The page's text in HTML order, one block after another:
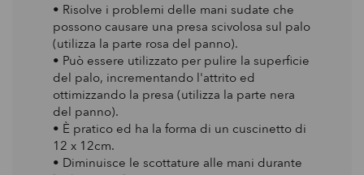
• Risolve i problemi delle mani sudate che
possono causare una presa scivolosa sul palo
(utilizza la parte rosa del panno).
• Può essere utilizzato per pulire la superficie
del palo, incrementando l'attrito ed
ottimizzando la presa (utilizza la parte nera
del panno).
• È pratico ed ha la forma di un cuscinetto di
12 x 12cm.
• Diminuisce le scottature alle mani durante